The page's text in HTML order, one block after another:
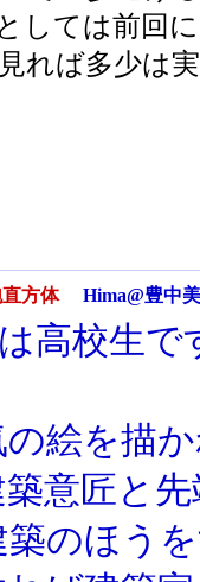
しては前回
れば多少は
方体 Hima@豊中
高校生
絵を描
意匠と
のほう